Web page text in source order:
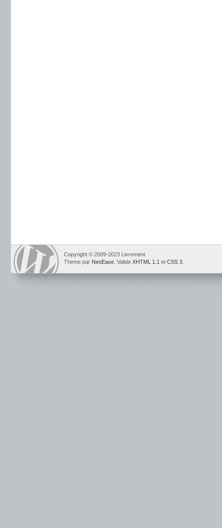
Copyright © 2009-2023 Livrement
Theme par NeoEase . Valide XHTML 1.1 et CSS 3